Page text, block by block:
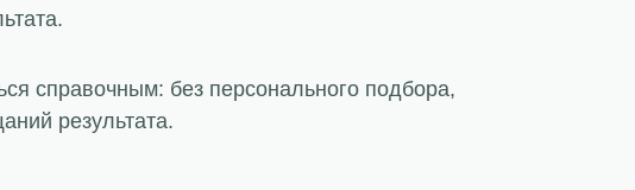
справочным: без персонального подбора,
результата.